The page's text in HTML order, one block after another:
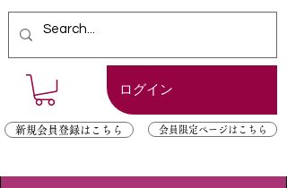
ログイン
新規会員登録はこちら 会員限定ページはこちら